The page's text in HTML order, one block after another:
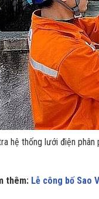
hệ thống lưới điện
thêm: Lễ công bố Sao